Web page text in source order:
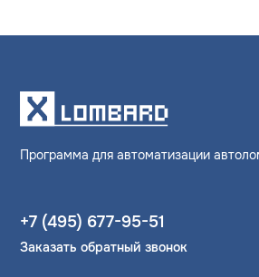
Программа для автоматизации
+7 (495) 677-95-51
Заказать обратный звонок